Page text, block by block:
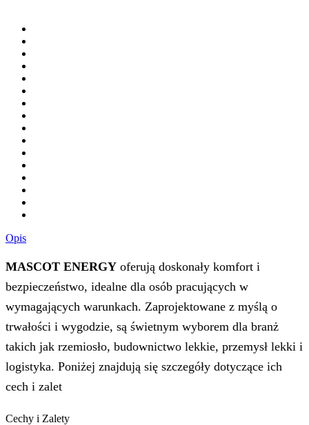
Opis
MASCOT ENERGY oferują doskonały komfort i
bezpieczeństwo, idealne dla osób pracujących w
wymagających warunkach. Zaprojektowane z myślą o
trwałości i wygodzie, są świetnym wyborem dla branż
takich jak rzemiosło, budownictwo lekkie, przemysł lekki i
logistyka. Poniżej znajdują się szczegóły dotyczące ich
cech i zalet
Cechy i Zalety